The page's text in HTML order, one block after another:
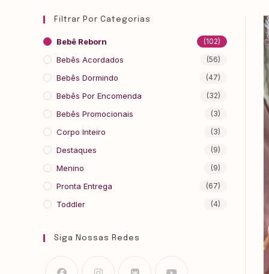
Filtrar Por Categorias
Bebê Reborn (102)
Bebês Acordados (56)
Bebês Dormindo (47)
Bebês Por Encomenda (32)
Bebês Promocionais (3)
Corpo Inteiro (3)
Destaques (9)
Menino (9)
Pronta Entrega (67)
Toddler (4)
Siga Nossas Redes